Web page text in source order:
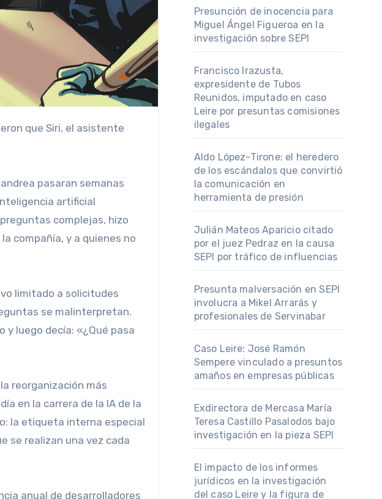
pasaran semanas
artificial
complejas, hizo
compañía, y a quienes no
limitado a solicitudes
se malinterpretan.
y luego decía: «¿Qué pasa
reorganización más
en la carrera de la IA de la
la etiqueta interna especial
se realizan una vez cada
Presunción de inocencia para
Miguel Ángel Figueroa en la
investigación sobre SEPI
Francisco Irazusta,
expresidente de Tubos
Reunidos, imputado en caso
Leire por presuntas comisiones
ilegales
Aldo López-Tirone: el heredero
de los escándalos que convirtió
la comunicación en
herramienta de presión
Julián Mateos Aparicio citado
por el juez Pedraz en la causa
SEPI por tráfico de influencias
Presunta malversación en SEPI
involucra a Mikel Arrarás y
profesionales de Servinabar
Caso Leire: José Ramón
Sempere vinculado a presuntos
amaños en empresas públicas
Exdirectora de Mercasa María
Teresa Castillo Pasalodos bajo
investigación en la pieza SEPI
El impacto de los informes
jurídicos en la investigación
del caso Leire y la figura de